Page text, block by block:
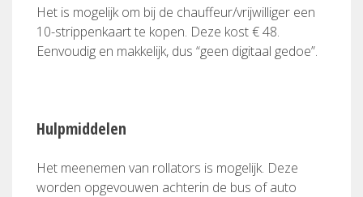
Het is mogelijk om bij de chauffeur/vrijwilliger een
10-strippenkaart te kopen. Deze kost € 48.
Eenvoudig en makkelijk, dus “geen digitaal gedoe”.
Hulpmiddelen
Het meenemen van rollators is mogelijk. Deze
worden opgevouwen achterin de bus of auto